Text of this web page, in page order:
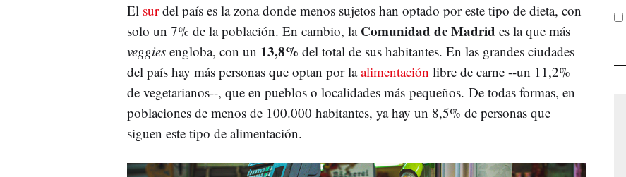
El surdel país es la zona donde menos sujetos han optado por este tipo de dieta, con
solo un 7% de la población. En cambio, la Comunidad de Madrid es la que más
veggies engloba, con un 13,8% del total de sus habitantes. En las grandes ciudades
del país hay más personas que optan por laalimentación libre de carne --un 11,2%
de vegetarianos--, que en pueblos o localidades más pequeños. De todas formas, en
poblaciones de menos de 100.000 habitantes, ya hay un 8,5% de personas que
siguen este tipo de alimentación.